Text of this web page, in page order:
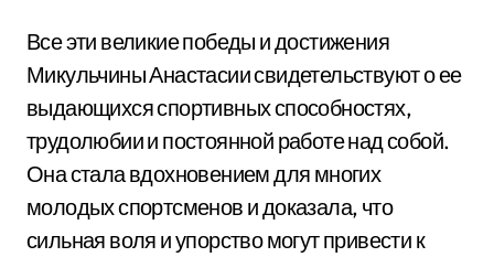
Все эти великие победы и достижения
Микульчины Анастасии свидетельствуют о ее
выдающихся спортивных способностях,
трудолюбии и постоянной работе над собой.
Она стала вдохновением для многих
молодых спортсменов и доказала, что
сильная воля и упорство могут привести к